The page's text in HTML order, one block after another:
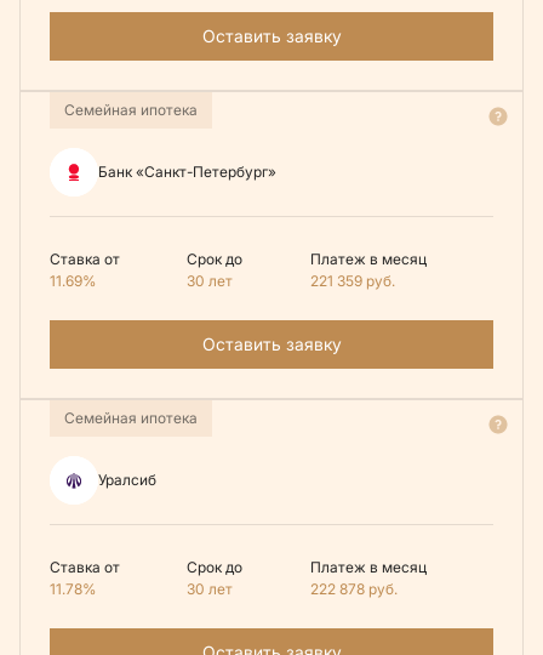
Оставить заявку
Семейная ипотека
Банк «Санкт-Петербург»
Ставка от
11.69%
Срок до
30 лет
Платеж в месяц
221 359 руб.
Оставить заявку
Семейная ипотека
Уралсиб
Ставка от
11.78%
Срок до
30 лет
Платеж в месяц
222 878 руб.